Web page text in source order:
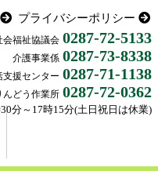
プライバシーポリシー
会福祉協議会 0287-72-5133
介護事業係 0287-73-8338
援センター 0287-71-1138
んどう作業所 0287-72-0362
分～17時15分(土日祝日は休業)